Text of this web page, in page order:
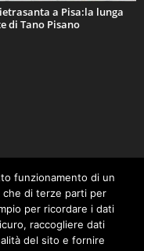
a Pisa:la lunga
di Tano Pisano
funzionamento di un
che di terze parti per
per ricordare i dati
raccogliere dati
del sito e fornire